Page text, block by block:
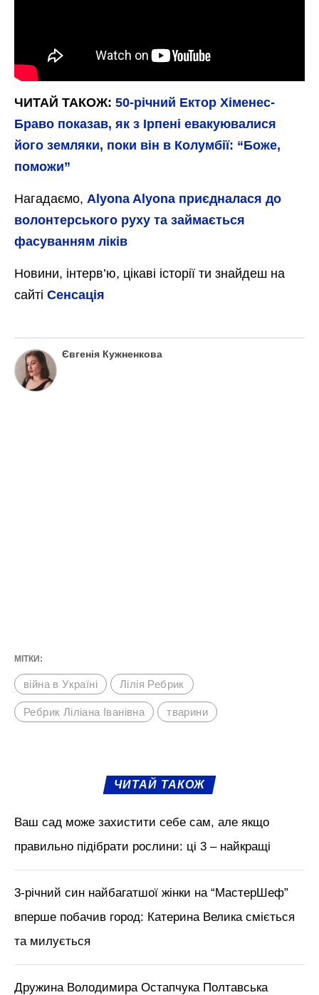
ЧИТАЙ ТАКОЖ: 50-річний Ектор Хіменес-
Браво показав, як з Ірпені евакуювалися
його земляки, поки він в Колумбії: “Боже,
поможи”
Нагадаємо, Alyona Alyona приєдналася до
волонтерського руху та займається
фасуванням ліків
Новини, інтерв’ю, цікаві історії ти знайдеш на
сайті Сенсація
Євгенія Кужненкова
МІТКИ:
війна в Україні Лілія Ребрик
Ребрик Ліліана Іванівна тварини
ЧИТАЙ ТАКОЖ
Ваш сад може захистити себе сам, але якщо
правильно підібрати рослини: ці 3 – найкращі
3-річний син найбагатшої жінки на “МастерШеф”
вперше побачив город: Катерина Велика сміється
та милується
Дружина Володимира Остапчука Полтавська